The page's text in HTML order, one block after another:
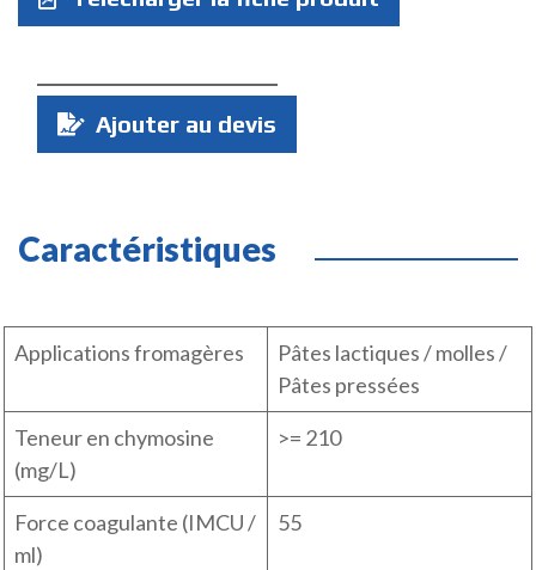
Quantité
Ajouter au devis
Caractéristiques
Applications fromagères
Pâtes lactiques / molles /
Pâtes pressées
Teneur en chymosine
(mg/L)
>= 210
Force coagulante (IMCU /
ml)
55